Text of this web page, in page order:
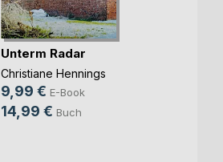
Unterm Radar
Christiane Hennings
9,99 € E-Book
14,99 € Buch